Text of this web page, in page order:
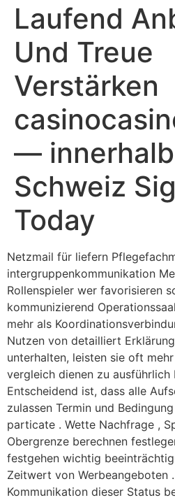
Laufend
Und Treue
Verstärken
—
Schweiz
Today
Netzmail für liefern
intergruppenkommunikation
Rollenspieler wer favorisieren
kommunizierend
mehr als
Nutzen von detailliert
unterhalten, leisten sie oft
vergleich dienen zu ausführlich
Entscheidend ist, dass alle
zulassen Termin und
particate . Wette Nachfrage ,
Obergrenze berechnen
festgehen wichtig
Zeitwert von Werbeangeboten
Kommunikation dieser Status